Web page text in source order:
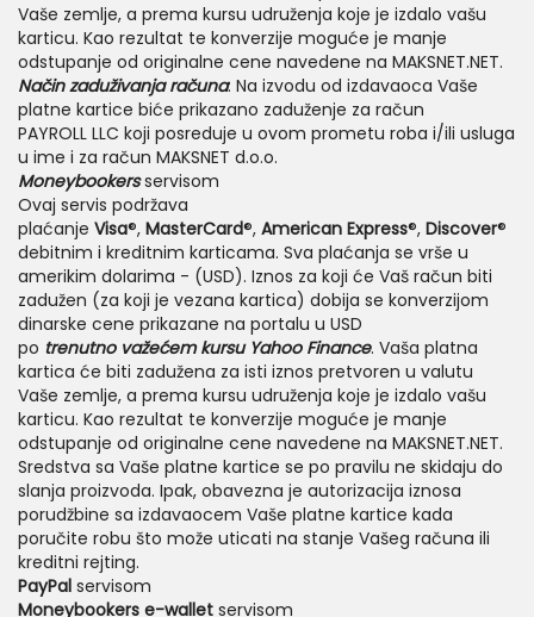
Vaše zemlje, a prema kursu udruženja koje je izdalo vašu
karticu. Kao rezultat te konverzije moguće je manje
odstupanje od originalne cene navedene na MAKSNET.NET.
Način zaduživanja računa: Na izvodu od izdavaoca Vaše
platne kartice biće prikazano zaduženje za račun
PAYROLL LLC koji posreduje u ovom prometu roba i/ili usluga
u ime i za račun MAKSNET d.o.o.
Moneybookersservisom
Ovaj servis podržava
plaćanje Visa®, MasterCard®, American Express®, Discover®
debitnim i kreditnim karticama. Sva plaćanja se vrše u
amerikim dolarima - (USD). Iznos za koji će Vaš račun biti
zadužen (za koji je vezana kartica) dobija se konverzijom
dinarske cene prikazane na portalu u USD
po trenutno važećem kursu Yahoo Finance. Vaša platna
kartica će biti zadužena za isti iznos pretvoren u valutu
Vaše zemlje, a prema kursu udruženja koje je izdalo vašu
karticu. Kao rezultat te konverzije moguće je manje
odstupanje od originalne cene navedene na MAKSNET.NET.
Sredstva sa Vaše platne kartice se po pravilu ne skidaju do
slanja proizvoda. Ipak, obavezna je autorizacija iznosa
porudžbine sa izdavaocem Vaše platne kartice kada
poručite robu što može uticati na stanje Vašeg računa ili
kreditni rejting.
PayPal servisom
Moneybookers e-wallet servisom